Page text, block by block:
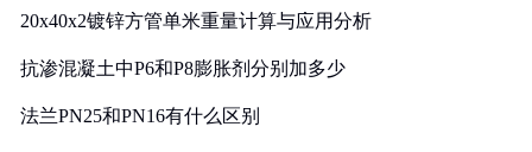
20x40x2镀锌方管单米重量计算与应用分析
抗渗混凝土中P6和P8膨胀剂分别加多少
法兰PN25和PN16有什么区别